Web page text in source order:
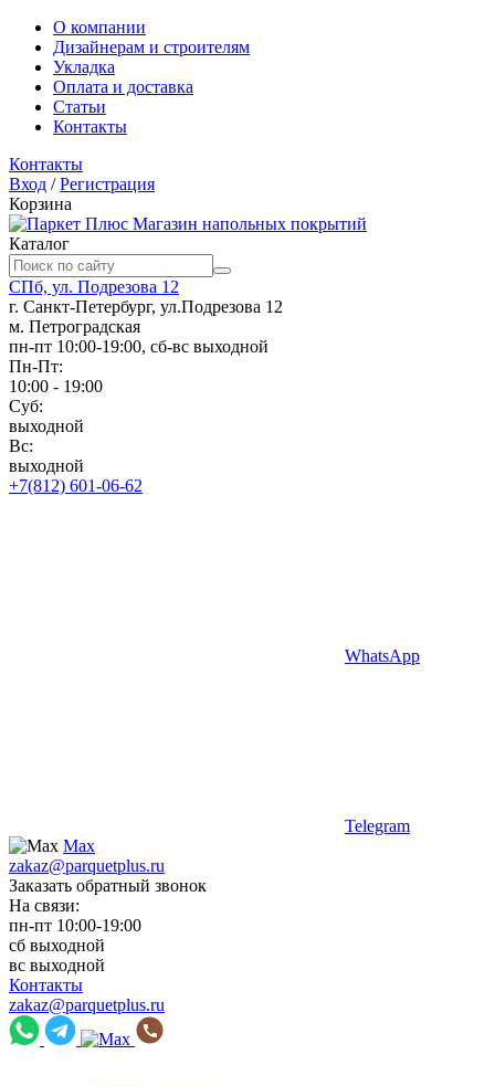
О компании
Дизайнерам и строителям
Укладка
Оплата и доставка
Статьи
Контакты
Контакты
Вход /Регистрация
Корзина
Магазин напольных покрытий
Каталог
СПб, ул. Подрезова 12
г. Санкт-Петербург, ул.Подрезова 12
м. Петроградская
пн-пт 10:00-19:00, сб-вс выходной
Пн-Пт:
10:00 - 19:00
Суб:
выходной
Вс:
выходной
+7(812) 601-06-62
WhatsApp
Telegram
Max
zakaz@parquetplus.ru
Заказать обратный звонок
На связи:
пн-пт 10:00-19:00
сб выходной
вс выходной
Контакты
zakaz@parquetplus.ru